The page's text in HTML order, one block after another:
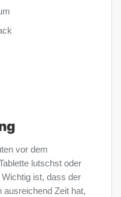
vor dem
lutschst oder
ist, dass der
ausreichend Zeit hat,